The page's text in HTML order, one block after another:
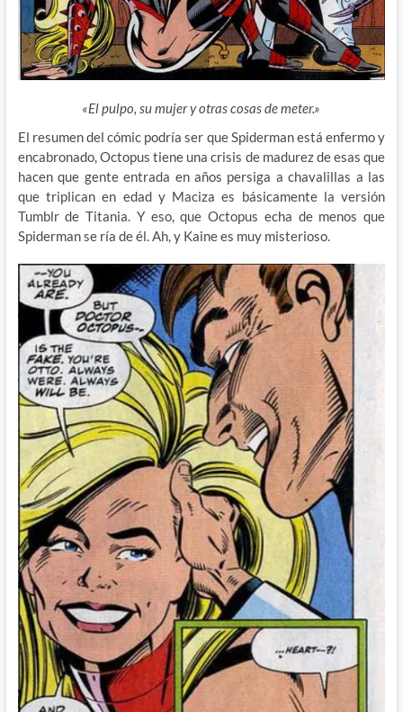
«El pulpo, su mujer y otras cosas de meter.»
El resumen del cómic podría ser que Spiderman está enfermo y
encabronado, Octopus tiene una crisis de madurez de esas que
hacen que gente entrada en años persiga a chavalillas a las
que triplican en edad y Maciza es básicamente la versión
Tumblr de Titania. Y eso, que Octopus echa de menos que
Spiderman se ría de él. Ah, y Kaine es muy misterioso.